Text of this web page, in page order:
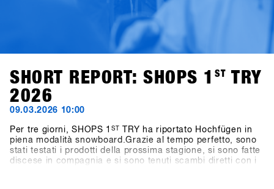
SHORT REPORT: SHOPS 1 ST TRY
2026
09.03.2026 10:00
Per tre giorni, SHOPS 1ST
TRY ha riportato Hochfügen in
piena modalità snowboard.Grazie al tempo perfetto, sono
stati testati i prodotti della prossima stagione, si sono fatte
discese in compagnia e si sono tenuti scambi diretti con i